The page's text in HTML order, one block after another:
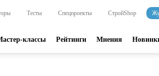
Тесты Спецпроекты СтройShop
классы Рейтинги Мнения